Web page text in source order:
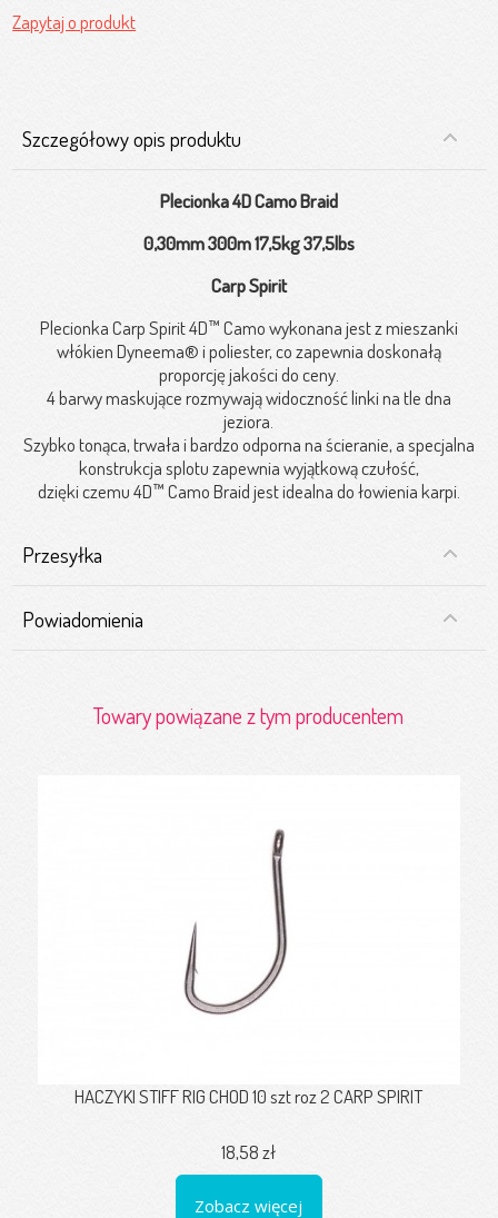
Zapytaj o produkt
Szczegółowy opis produktu
Plecionka 4D Camo Braid
0,30mm 300m 17,5kg 37,5lbs
Carp Spirit
Plecionka Carp Spirit 4D™ Camo wykonana jest z mieszanki
włókien Dyneema® i poliester, co zapewnia doskonałą
proporcję jakości do ceny.
4 barwy maskujące rozmywają widoczność linki na tle dna
jeziora.
Szybko tonąca, trwała i bardzo odporna na ścieranie, a specjalna
konstrukcja splotu zapewnia wyjątkową czułość,
dzięki czemu 4D™ Camo Braid jest idealna do łowienia karpi.
Przesyłka
Powiadomienia
Towary powiązane z tym producentem
HACZYKI STIFF RIG CHOD 10 szt roz 2 CARP SPIRIT
18,58 zł
Zobacz więcej